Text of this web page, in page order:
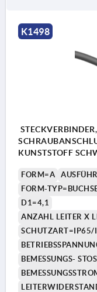
K1498
KUNSTSTOFF
FORM=A
FORM-
D1=4,1
ANZAHL LEITER X
SCHUTZART=IP65/
BEMESSUNGS-